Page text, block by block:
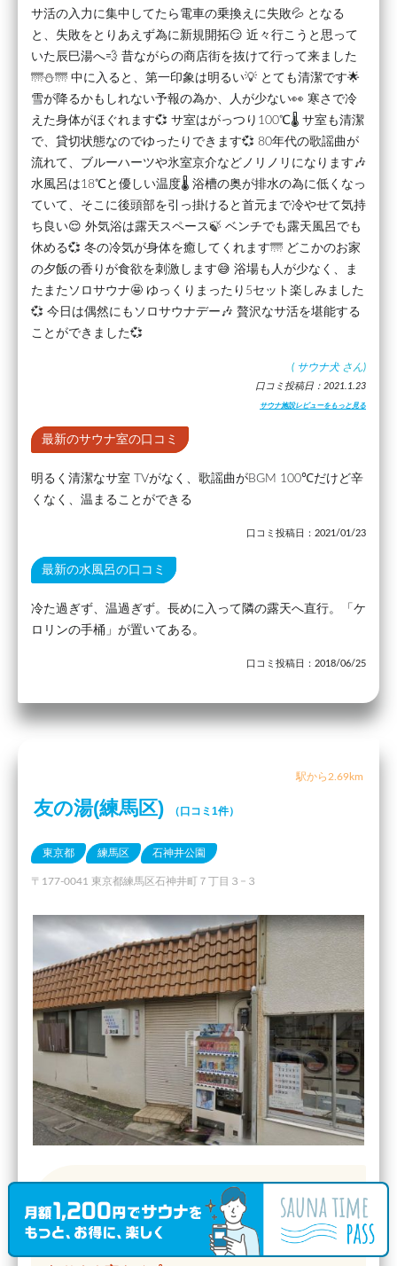
サ活の入力に集中してたら電車の乗換えに失敗💦 となる
と、失敗をとりあえず為に新規開拓😏 近々行こうと思って
いた辰巳湯へ💨 昔ながらの商店街を抜けて行って来ました
🌁⛄🌁 中に入ると、第一印象は明るい💡 とても清潔です🌟
雪が降るかもしれない予報の為か、人が少ない👀 寒さで冷
えた身体がほぐれます💞 サ室はがっつり100℃🌡️ サ室も清潔
で、貸切状態なのでゆったりできます💞 80年代の歌謡曲が
流れて、ブルーハーツや氷室京介などノリノリになります🎶
水風呂は18℃と優しい温度🌡️ 浴槽の奥が排水の為に低くなっ
ていて、そこに後頭部を引っ掛けると首元まで冷やせて気持
ち良い😌 外気浴は露天スペース🍃 ベンチでも露天風呂でも
休める💞 冬の冷気が身体を癒してくれます🌁 どこかのお家
の夕飯の香りが食欲を刺激します😅 浴場も人が少なく、ま
たまたソロサウナ🤩 ゆっくりまったり5セット楽しみました
💞 今日は偶然にもソロサウナデー🎶 贅沢なサ活を堪能する
ことができました💞
( サウナ犬 さん)
口コミ投稿日：2021.1.23
サウナ施設レビューをもっと見る
最新のサウナ室の口コミ
明るく清潔なサ室 TVがなく、歌謡曲がBGM 100℃だけど辛
くなく、温まることができる
口コミ投稿日：2021/01/23
最新の水風呂の口コミ
冷た過ぎず、温過ぎず。長めに入って隣の露天へ直行。「ケ
ロリンの手桶」が置いてある。
口コミ投稿日：2018/06/25
駅から2.69km
友の湯(練馬区) （口コミ1件）
東京都 練馬区 石神井公園
〒177-0041 東京都練馬区石神井町７丁目３−３
90℃ 〜